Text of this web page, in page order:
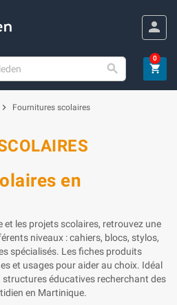
person
 shopping_cart
0
chevron_right Fournitures scolaires
en
les projets scolaires, retrouvez une
niveaux : cahiers, blocs, stylos,
spécialisés. Les fiches produits
et usages pour aider au choix. Idéal
éducatives recherchant des
en Martinique.